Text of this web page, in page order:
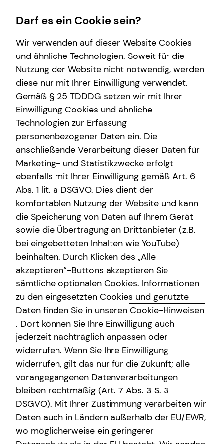
Immobilienfinanzierung
Überblick
Wohnriester
Finanzierungswege
Energetische Sanierung
Zinsrechner
Service
Kundenportal
Schadenabwicklung
Wissenswertes
Über tecis
Podcast
teamzukunft
Interview
Über mich
Finanzberatung
Videoberatung
Spezialisten-Netzwerk
Private Krankenvorsorge
Investment
Kapitalanlage Immobilien
Altersvorsorge
Arbeitskraftabsicherung
Karriere
Karrierechancen
Praktikum
Teamassistenz
Betriebliche Altersvorsorge
Arbeitnehmende
Immobilienfinanzierung nach
deinen Bedürfnissen
Der Weg in die eigenen vier Wände beginnt mit der
richtigen Finanzierung. Doch was solltest du bei der
Immobilienfinanzierung beachten und welche
verschiedenen Finanzierungswege gibt es? Ich zeige dir,
wie du deine Immobilie sicher und effizient finanzieren
kannst – ganz nach deinen individuellen Bedürfnissen.
Wie funktioniert eine
Immobilienfinanzierung?
Bei der Immobilienfinanzierung sind drei Variablen zu
Darf es ein Cookie sein?
Wir verwenden auf dieser Website Cookies
und ähnliche Technologien. Soweit für die
Nutzung der Website nicht notwendig, werden
diese nur mit Ihrer Einwilligung verwendet.
Gemäß § 25 TDDDG setzen wir mit Ihrer
Einwilligung Cookies und ähnliche
Technologien zur Erfassung
personenbezogener Daten ein. Die
anschließende Verarbeitung dieser Daten für
Marketing- und Statistikzwecke erfolgt
ebenfalls mit Ihrer Einwilligung gemäß Art. 6
Abs. 1 lit. a DSGVO. Dies dient der
komfortablen Nutzung der Website und kann
die Speicherung von Daten auf Ihrem Gerät
sowie die Übertragung an Drittanbieter (z.B.
bei eingebetteten Inhalten wie YouTube)
beinhalten. Durch Klicken des „Alle
akzeptieren“-Buttons akzeptieren Sie
sämtliche optionalen Cookies. Informationen
zu den eingesetzten Cookies und genutzte
Daten finden Sie in unseren Cookie-Hinweisen
. Dort können Sie Ihre Einwilligung auch
jederzeit nachträglich anpassen oder
widerrufen. Wenn Sie Ihre Einwilligung
widerrufen, gilt das nur für die Zukunft; alle
vorangegangenen Datenverarbeitungen
bleiben rechtmäßig (Art. 7 Abs. 3 S. 3
DSGVO). Mit Ihrer Zustimmung verarbeiten wir
Daten auch in Ländern außerhalb der EU/EWR,
wo möglicherweise ein geringerer